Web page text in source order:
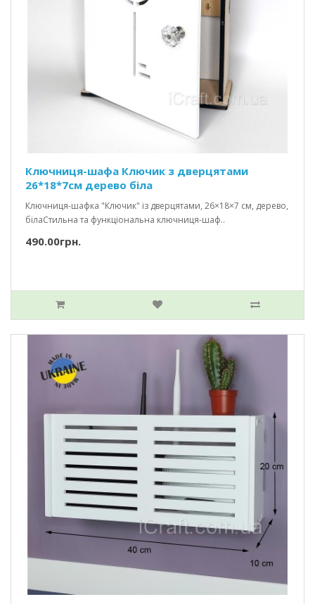
Ключниця-шафа Ключик з дверцятами
26*18*7см дерево біла
Ключниця-шафка "Ключик" із дверцятами, 26×18×7 см, дерево,
білаСтильна та функціональна ключниця-шаф..
490.00грн.